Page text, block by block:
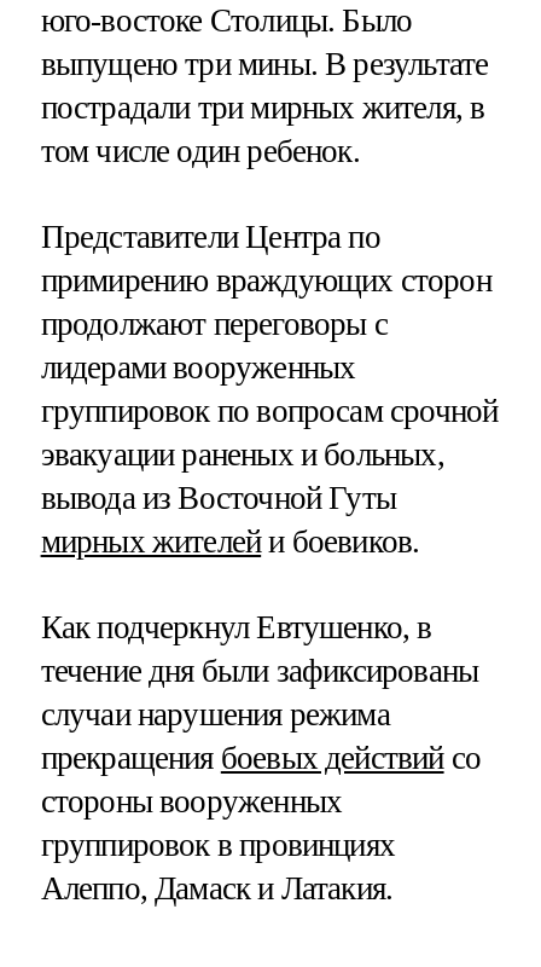
юго-востоке Столицы. Было
выпущено три мины. В результате
пострадали три мирных жителя, в
том числе один ребенок.
Представители Центра по
примирению враждующих сторон
продолжают переговоры с
лидерами вооруженных
группировок по вопросам срочной
эвакуации раненых и больных,
вывода из Восточной Гуты
мирных жителейи боевиков.
Как подчеркнул Евтушенко, в
течение дня были зафиксированы
случаи нарушения режима
прекращения боевых действийсо
стороны вооруженных
группировок в провинциях
Алеппо, Дамаск и Латакия.